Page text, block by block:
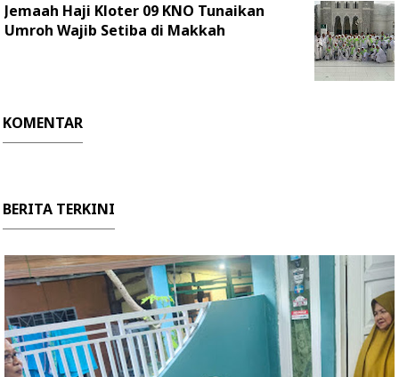
Jemaah Haji Kloter 09 KNO Tunaikan
Umroh Wajib Setiba di Makkah
KOMENTAR
BERITA TERKINI